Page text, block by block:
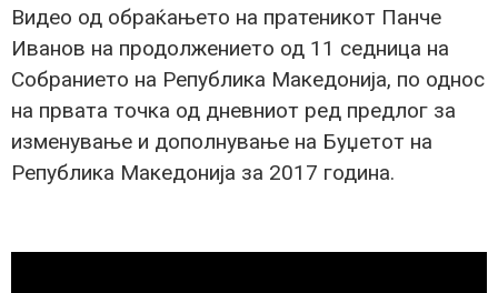
Видео од обраќањето на пратеникот Панче
Иванов на продолжението од 11 седница на
Собранието на Република Македонија, по однос
на првата точка од дневниот ред предлог за
изменување и дополнување на Буџетот на
Република Македонија за 2017 година.